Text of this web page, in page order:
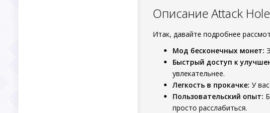
Описание Attack
Итак, давайте подробнее
Мод бесконечных монет:
Быстрый доступ к
увлекательнее.
Легкость в прокачке: У
Пользовательский опыт:
просто расслабиться.